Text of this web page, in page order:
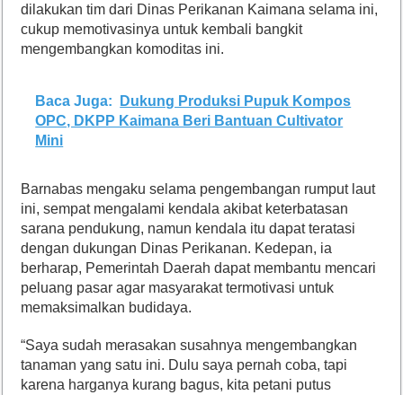
dilakukan tim dari Dinas Perikanan Kaimana selama ini,
cukup memotivasinya untuk kembali bangkit
mengembangkan komoditas ini.
Baca Juga:
Dukung Produksi Pupuk Kompos
OPC, DKPP Kaimana Beri Bantuan Cultivator
Mini
Barnabas mengaku selama pengembangan rumput laut
ini, sempat mengalami kendala akibat keterbatasan
sarana pendukung, namun kendala itu dapat teratasi
dengan dukungan Dinas Perikanan. Kedepan, ia
berharap, Pemerintah Daerah dapat membantu mencari
peluang pasar agar masyarakat termotivasi untuk
memaksimalkan budidaya.
“Saya sudah merasakan susahnya mengembangkan
tanaman yang satu ini. Dulu saya pernah coba, tapi
karena harganya kurang bagus, kita petani putus